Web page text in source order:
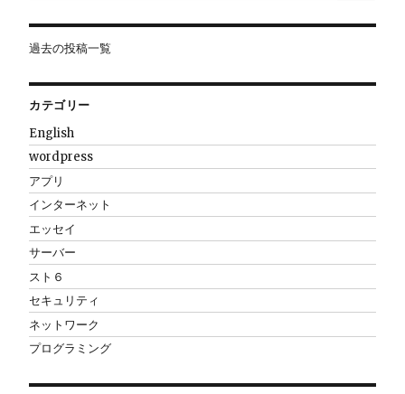
ン
過去の投稿一覧
カテゴリー
English
wordpress
アプリ
インターネット
エッセイ
サーバー
スト６
セキュリティ
ネットワーク
プログラミング